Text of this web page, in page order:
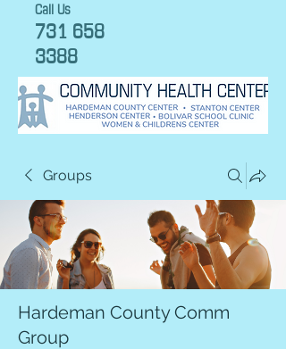
Call Us
731 658
3388
Groups
Hardeman County Comm
Group